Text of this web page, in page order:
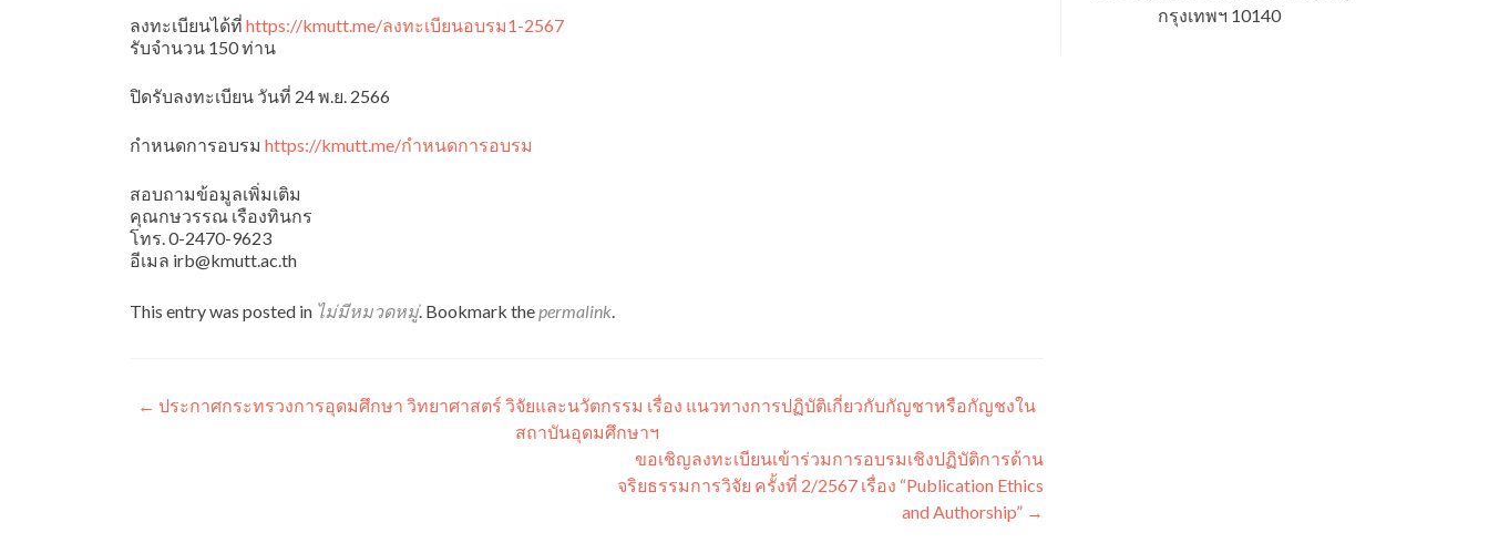
ลงทะเบียนได้ที่ https://kmutt.me/ลงทะเบียนอบรม1-2567
รับจำนวน 150 ท่าน
ปิดรับลงทะเบียน วันที่ 24 พ.ย. 2566
กำหนดการอบรม https://kmutt.me/กำหนดการอบรม
สอบถามข้อมูลเพิ่มเติม
คุณกษวรรณ เรืองทินกร
โทร. 0-2470-9623
อีเมล irb@kmutt.ac.th
This entry was posted in ไม่มีหมวดหมู่. Bookmark thepermalink.
แนะแนว
← ประกาศกระทรวงการอุดมศึกษา วิทยาศาสตร์ วิจัยและนวัตกรรม เรื่อง แนวทางการปฏิบัติเกี่ยวกับกัญชาหรือกัญชงใน
สถาบันอุดมศึกษาฯ
ขอเชิญลงทะเบียนเข้าร่วมการอบรมเชิงปฏิบัติการด้าน
จริยธรรมการวิจัย ครั้งที่ 2/2567 เรื่อง “Publication Ethics
and Authorship” →
กรุงเทพฯ 10140